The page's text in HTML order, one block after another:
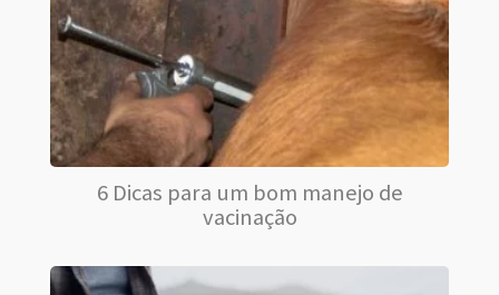
6 Dicas para um bom manejo de
vacinação